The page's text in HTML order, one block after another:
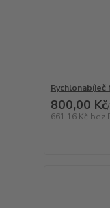
Rychlonabíječ
800,00 Kč/
661,16 Kč bez